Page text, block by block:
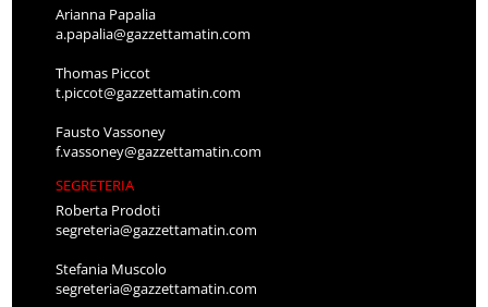
Arianna Papalia
a.papalia@gazzettamatin.com
Thomas Piccot
t.piccot@gazzettamatin.com
Fausto Vassoney
f.vassoney@gazzettamatin.com
SEGRETERIA
Roberta Prodoti
segreteria@gazzettamatin.com
Stefania Muscolo
segreteria@gazzettamatin.com